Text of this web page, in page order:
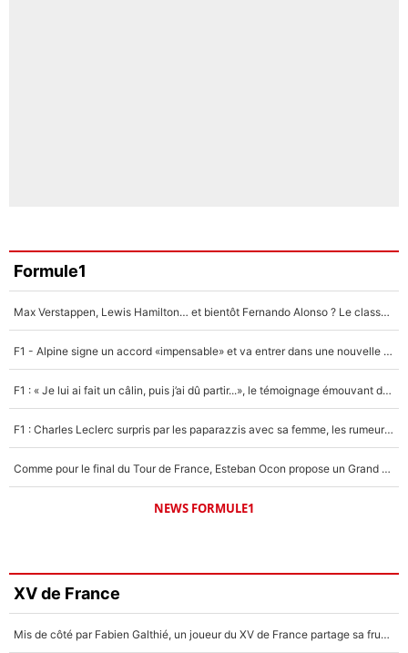
Formule1
Max Verstappen, Lewis Hamilton… et bientôt Fernando Alonso ? Le classement des pilotes les mieux payés en Formule 1 risque de changer !
F1 - Alpine signe un accord «impensable» et va entrer dans une nouvelle dimension : Grande nouvelle pour Pierre Gasly !
F1 : « Je lui ai fait un câlin, puis j’ai dû partir...», le témoignage émouvant de Max Verstappen sur sa fille
F1 : Charles Leclerc surpris par les paparazzis avec sa femme, les rumeurs étaient vraies !
Comme pour le final du Tour de France, Esteban Ocon propose un Grand Prix de Formule 1 à Paris : «Autour de l’Arc de Triomphe, ce serait génial» !
NEWS FORMULE1
XV de France
Mis de côté par Fabien Galthié, un joueur du XV de France partage sa frustration : «ils ne me l’ont pas dit tout de suite»